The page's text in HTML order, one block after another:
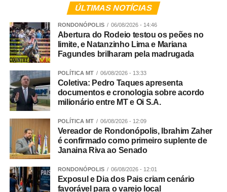
ÚLTIMAS NOTÍCIAS
RONDONÓPOLIS 06/08/2026 - 14:46
Abertura do Rodeio testou os peões no
limite, e Natanzinho Lima e Mariana
Fagundes brilharam pela madrugada
POLÍTICA MT 06/08/2026 - 13:33
Coletiva: Pedro Taques apresenta
documentos e cronologia sobre acordo
milionário entre MT e Oi S.A.
POLÍTICA MT 06/08/2026 - 12:09
Vereador de Rondonópolis, Ibrahim Zaher
é confirmado como primeiro suplente de
Janaina Riva ao Senado
RONDONÓPOLIS 06/08/2026 - 12:01
Exposul e Dia dos Pais criam cenário
favorável para o varejo local